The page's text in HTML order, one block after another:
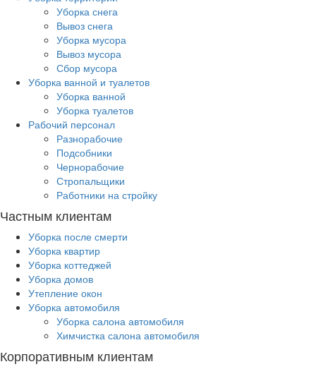
Уборка снега
Вывоз снега
Уборка мусора
Вывоз мусора
Сбор мусора
Уборка ванной и туалетов
Уборка ванной
Уборка туалетов
Рабочий персонал
Разнорабочие
Подсобники
Чернорабочие
Стропальщики
Работники на стройку
Частным клиентам
Уборка после смерти
Уборка квартир
Уборка коттеджей
Уборка домов
Утепление окон
Уборка автомобиля
Уборка салона автомобиля
Химчистка салона автомобиля
Корпоративным клиентам